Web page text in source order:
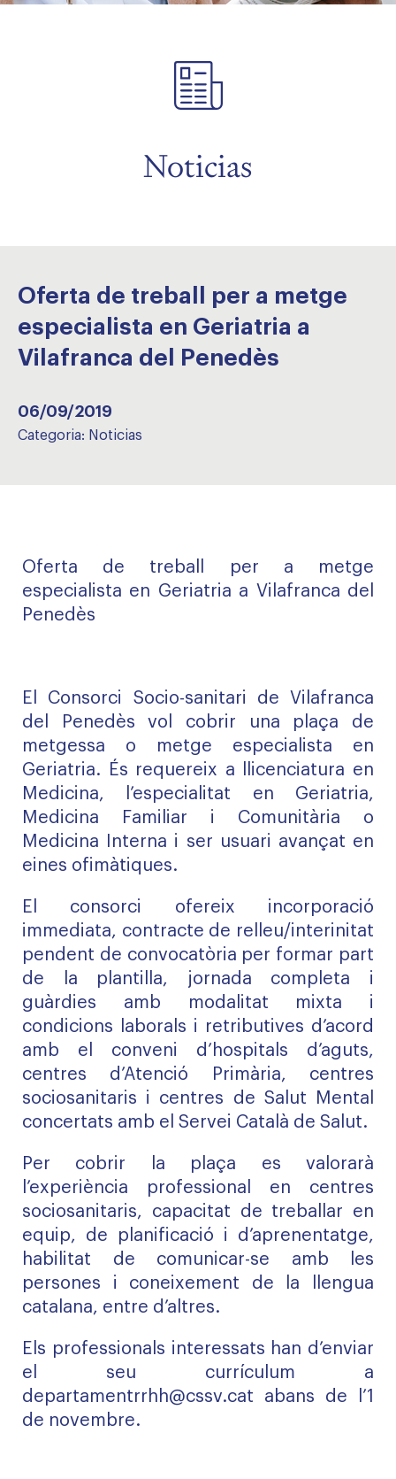
Noticias
Oferta de treball per a metge
especialista en Geriatria a
Vilafranca del Penedès
06/09/2019
Categoria: Noticias
Oferta de treball per a metge
especialista en Geriatria a Vilafranca del
Penedès
El Consorci Socio-sanitari de Vilafranca
del Penedès vol cobrir una plaça de
metgessa o metge especialista en
Geriatria. És requereix a llicenciatura en
Medicina, l’especialitat en Geriatria,
Medicina Familiar i Comunitària o
Medicina Interna i ser usuari avançat en
eines ofimàtiques.
El consorci ofereix incorporació
immediata, contracte de relleu/interinitat
pendent de convocatòria per formar part
de la plantilla, jornada completa i
guàrdies amb modalitat mixta i
condicions laborals i retributives d’acord
amb el conveni d’hospitals d’aguts,
centres d’Atenció Primària, centres
sociosanitaris i centres de Salut Mental
concertats amb el Servei Català de Salut.
Per cobrir la plaça es valorarà
l’experiència professional en centres
sociosanitaris, capacitat de treballar en
equip, de planificació i d’aprenentatge,
habilitat de comunicar-se amb les
persones i coneixement de la llengua
catalana, entre d’altres.
Els professionals interessats han d’enviar
el seu currículum a
departamentrrhh@cssv.cat abans de l’1
de novembre.